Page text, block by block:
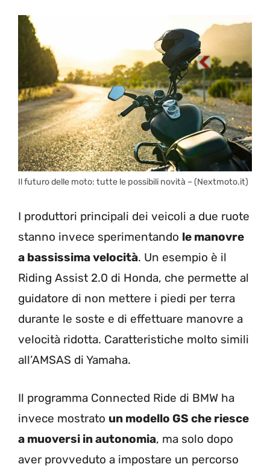
Il futuro delle moto: tutte le possibili novità – (Nextmoto.it)
I produttori principali dei veicoli a due ruote
stanno invece sperimentando le manovre
a bassissima velocità. Un esempio è il
Riding Assist 2.0 di Honda, che permette al
guidatore di non mettere i piedi per terra
durante le soste e di effettuare manovre a
velocità ridotta. Caratteristiche molto simili
all’AMSAS di Yamaha.
Il programma Connected Ride di BMW ha
invece mostrato un modello GS che riesce
a muoversi in autonomia, ma solo dopo
aver provveduto a impostare un percorso